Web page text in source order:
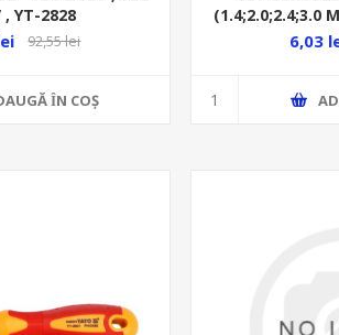
, YT-2828
92,55 lei
ȊN COŞ
(1.4;2.0;2.4;3.0
6,03